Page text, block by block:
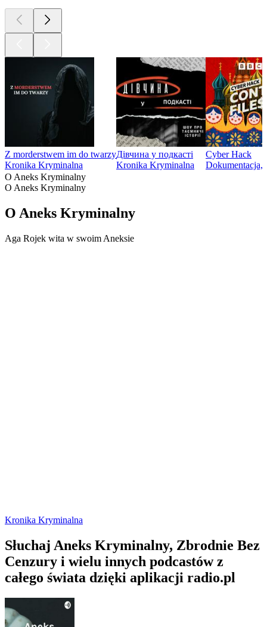
Z morderstwem im do twarzy
Kronika Kryminalna
Дівчина у подкасті
Kronika Kryminalna
Cyber Hack
Dokumentacja,
O Aneks Kryminalny
O Aneks Kryminalny
O Aneks Kryminalny
Aga Rojek wita w swoim Aneksie
Kronika Kryminalna
Słuchaj Aneks Kryminalny, Zbrodnie Bez
Cenzury i wielu innych podcastów z
całego świata dzięki aplikacji radio.pl